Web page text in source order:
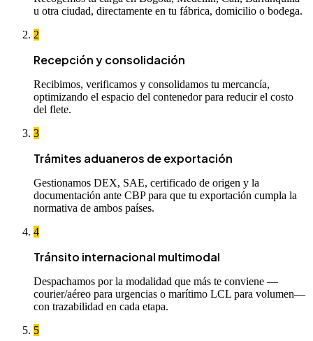
u otra ciudad, directamente en tu fábrica, domicilio o bodega.
2
Recepción y consolidación
Recibimos, verificamos y consolidamos tu mercancía,
optimizando el espacio del contenedor para reducir el costo
del flete.
3
Trámites aduaneros de exportación
Gestionamos DEX, SAE, certificado de origen y la
documentación ante CBP para que tu exportación cumpla la
normativa de ambos países.
4
Tránsito internacional multimodal
Despachamos por la modalidad que más te conviene —
courier/aéreo para urgencias o marítimo LCL para volumen—
con trazabilidad en cada etapa.
5